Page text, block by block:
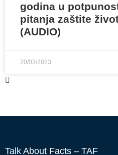
godina u
pitanja zaštite
(AUDIO)
20/03/2023
Talk About Facts – TAF